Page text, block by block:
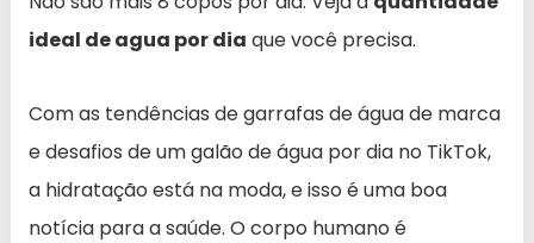
ideal de agua por dia que você precisa.
Com as tendências de garrafas de água de marca
e desafios de um galão de água por dia no TikTok,
a hidratação está na moda, e isso é uma boa
notícia para a saúde. O corpo humano é